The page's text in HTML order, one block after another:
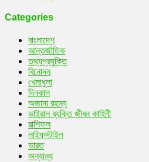
Categories
বাংলাদেশ
আন্তর্জাতিক
তথ্যপ্রযুক্তি
বিনোদন
খেলাধুলা
দিনকাল
অজানা রহস্য
ভাইরাল ব্যক্তি জীবন কাহিনী
রাশিফল
লাইফস্টাইল
ভারত
অন্যান্য